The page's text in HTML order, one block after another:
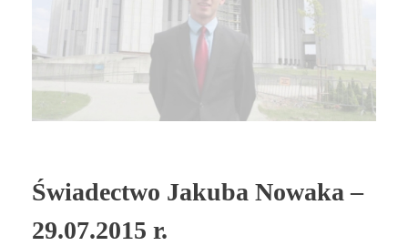
Świadectwo Jakuba Nowaka –
29.07.2015 r.